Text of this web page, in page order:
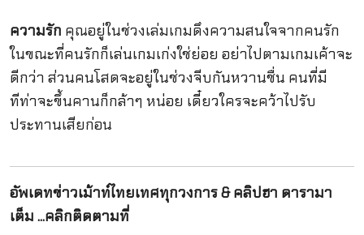
ความรัก คุณอยู่ในช่วงเล่มเกมดึงความสนใจจากคนรัก
ในขณะที่คนรักก็เล่นเกมเก่งใช่ย่อย อย่าไปตามเกมเค้าจะ
ดีกว่า ส่วนคนโสดจะอยู่ในช่วงจีบกันหวานชื่น คนที่มี
ทีท่าจะขึ้นคานก็กล้าๆ หน่อย เดี๋ยวใครจะคว้าไปรับ
ประทานเสียก่อน
อัพเดทข่าวเม้าท์ไทยเทศทุกวงการ & คลิปฮา ดารามา
เต็ม ...คลิกติดตามที่